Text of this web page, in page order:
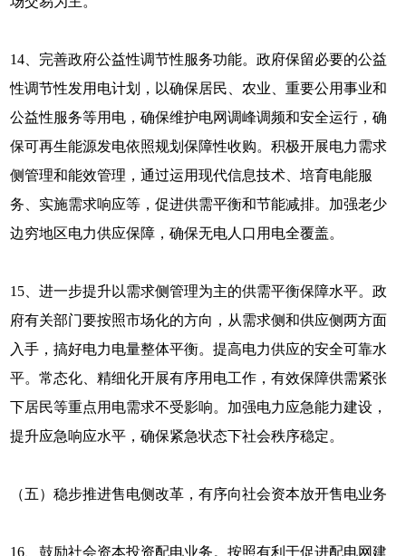
14、完善政府公益性调节性服务功能。政府保留必要的公益
性调节性发用电计划，以确保居民、农业、重要公用事业和
公益性服务等用电，确保维护电网调峰调频和安全运行，确
保可再生能源发电依照规划保障性收购。积极开展电力需求
侧管理和能效管理，通过运用现代信息技术、培育电能服
务、实施需求响应等，促进供需平衡和节能减排。加强老少
边穷地区电力供应保障，确保无电人口用电全覆盖。
15、进一步提升以需求侧管理为主的供需平衡保障水平。政
府有关部门要按照市场化的方向，从需求侧和供应侧两方面
入手，搞好电力电量整体平衡。提高电力供应的安全可靠水
平。常态化、精细化开展有序用电工作，有效保障供需紧张
下居民等重点用电需求不受影响。加强电力应急能力建设，
提升应急响应水平，确保紧急状态下社会秩序稳定。
（五）稳步推进售电侧改革，有序向社会资本放开售电业务
16、鼓励社会资本投资配电业务。按照有利于促进配电网建